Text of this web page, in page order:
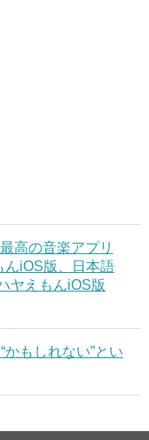
高の音楽アプリ
iOS版、日本語
ヤえもんiOS版
もしれない”とい